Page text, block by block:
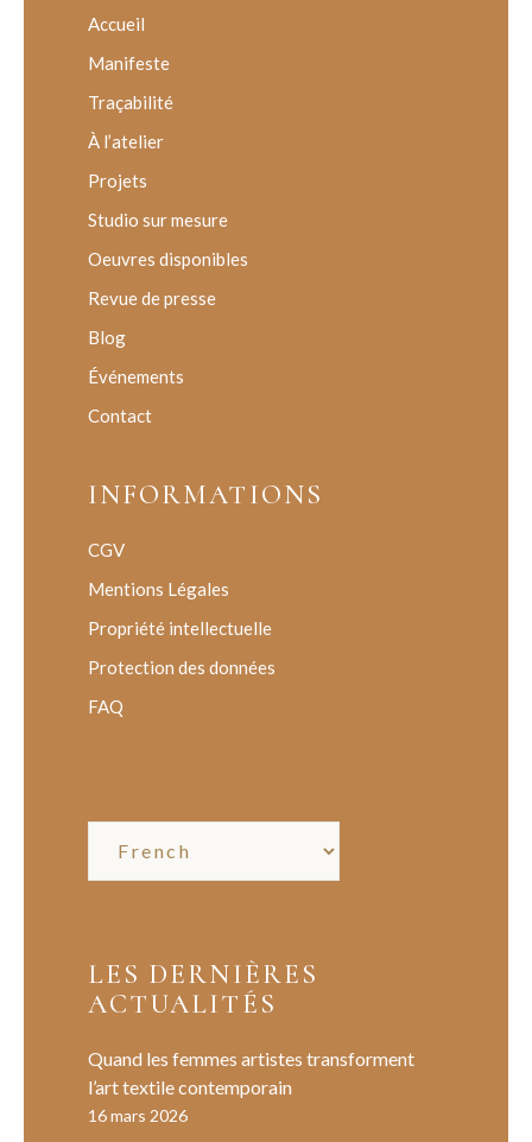
Accueil
Manifeste
Traçabilité
À l’atelier
Projets
Studio sur mesure
Oeuvres disponibles
Revue de presse
Blog
Événements
Contact
INFORMATIONS
CGV
Mentions Légales
Propriété intellectuelle
Protection des données
FAQ
LES DERNIÈRES
ACTUALITÉS
Quand les femmes artistes transforment
l’art textile contemporain
16 mars 2026